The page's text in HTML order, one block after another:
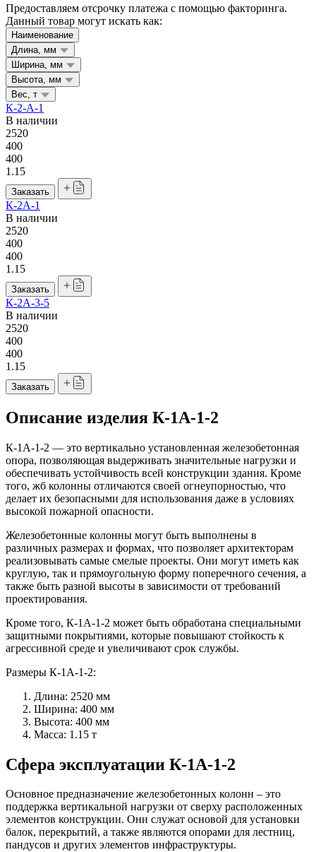
Предоставляем отсрочку платежа с помощью факторинга.
Данный товар могут искать как:
Наименование
Длина, мм
Ширина, мм
Высота, мм
Вес, т
К-2-А-1
В наличии
2520
400
400
1.15
Заказать
К-2А-1
В наличии
2520
400
400
1.15
Заказать
К-2А-3-5
В наличии
2520
400
400
1.15
Заказать
Описание изделия К-1А-1-2
К-1А-1-2 — это вертикально установленная железобетонная
опора, позволяющая выдерживать значительные нагрузки и
обеспечивать устойчивость всей конструкции здания. Кроме
того, жб колонны отличаются своей огнеупорностью, что
делает их безопасными для использования даже в условиях
высокой пожарной опасности.
Железобетонные колонны могут быть выполнены в
различных размерах и формах, что позволяет архитекторам
реализовывать самые смелые проекты. Они могут иметь как
круглую, так и прямоугольную форму поперечного сечения, а
также быть разной высоты в зависимости от требований
проектирования.
Кроме того, К-1А-1-2 может быть обработана специальными
защитными покрытиями, которые повышают стойкость к
агрессивной среде и увеличивают срок службы.
Размеры К-1А-1-2:
Длина: 2520 мм
Ширина: 400 мм
Высота: 400 мм
Масса: 1.15 т
Сфера эксплуатации К-1А-1-2
Основное предназначение железобетонных колонн – это
поддержка вертикальной нагрузки от сверху расположенных
элементов конструкции. Они служат основой для установки
балок, перекрытий, а также являются опорами для лестниц,
пандусов и других элементов инфраструктуры.